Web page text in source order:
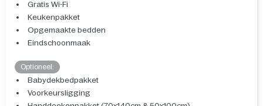
Gratis Wi-Fi
Keukenpakket
Opgemaakte bedden
Eindschoonmaak
Optioneel:
Babydekbedpakket
Voorkeursligging